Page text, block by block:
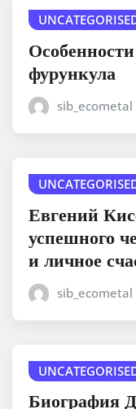
фурункула
sib_ecometal
Евгений
успешного
и личное
sib_ecometal
Биография